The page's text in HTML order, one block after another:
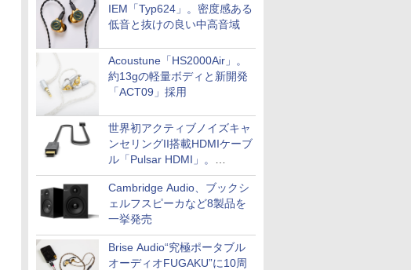
IEM「Typ624」。密度感ある
低音と抜けの良い中高音域
Acoustune「HS2000Air」。
約13gの軽量ボディと新開発
「ACT09」採用
世界初アクティブノイズキャ
ンセリングII搭載HDMIケーブ
ル「Pulsar HDMI」。
SilentPowerから
Cambridge Audio、ブックシ
ェルフスピーカなど8製品を
一挙発売
Brise Audio“究極ポータブル
オーディオFUGAKU”に10周